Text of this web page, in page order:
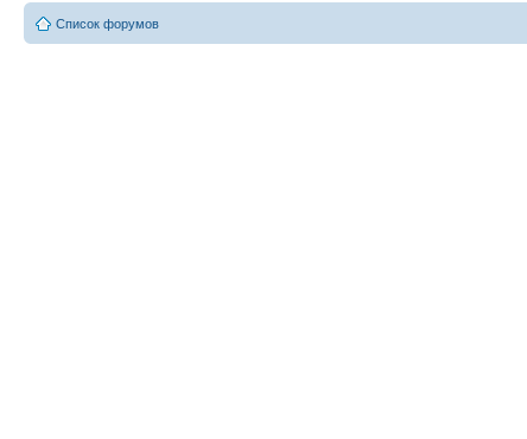
Список форумов